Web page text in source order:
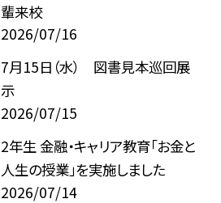
輩来校
2026/07/16
7月15日（水） 図書見本巡回展
示
2026/07/15
2年生 金融・キャリア教育「お金と
人生の授業」を実施しました
2026/07/14